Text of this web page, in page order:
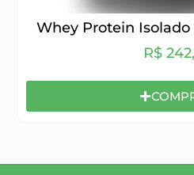
Whey Protein Isolado
R$